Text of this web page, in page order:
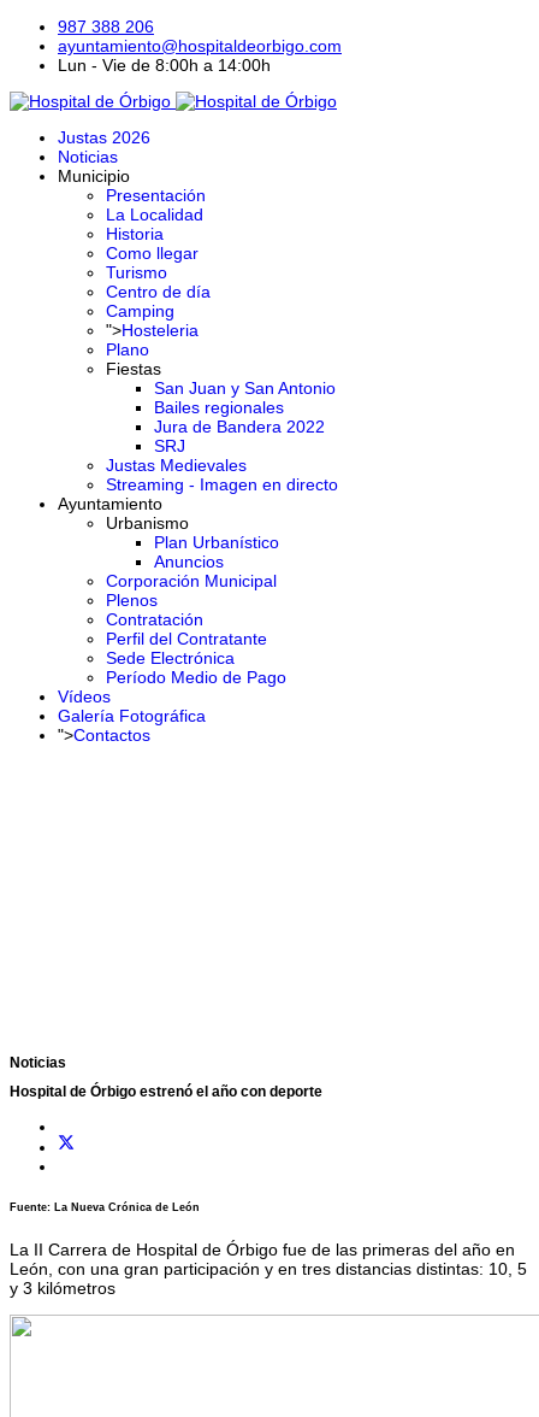
987 388 206
ayuntamiento@hospitaldeorbigo.com
Lun - Vie de 8:00h a 14:00h
Justas 2026
Noticias
Municipio
Presentación
La Localidad
Historia
Como llegar
Turismo
Centro de día
Camping
">Hosteleria
Plano
Fiestas
San Juan y San Antonio
Bailes regionales
Jura de Bandera 2022
SRJ
Justas Medievales
Streaming - Imagen en directo
Ayuntamiento
Urbanismo
Plan Urbanístico
Anuncios
Corporación Municipal
Plenos
Contratación
Perfil del Contratante
Sede Electrónica
Período Medio de Pago
Vídeos
Galería Fotográfica
">Contactos
Noticias
Hospital de Órbigo estrenó el año con deporte
Fuente: La Nueva Crónica de León
La II Carrera de Hospital de Órbigo fue de las primeras del año en
León, con una gran participación y en tres distancias distintas: 10, 5
y 3 kilómetros